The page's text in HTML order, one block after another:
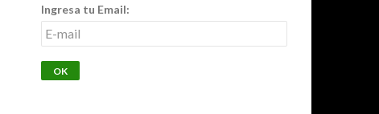
Ingresa tu Email: